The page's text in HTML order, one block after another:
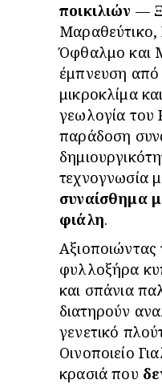
ποικιλιών —
Μαραθεύτικο,
Όφθαλμο και
έμπνευση από
μικροκλίμα
γεωλογία
παράδοση
τεχνογνωσία
συναίσθημα
φιάλη.
φυλλοξήρα
και σπάνια
διατηρούν
γενετικό
Οινοποιείο
κρασιά που